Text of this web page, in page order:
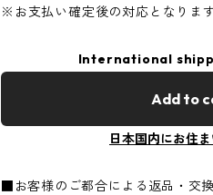
※お支払い確定後の対応となります
International
Add to
日本国内にお住
■お客様のご都合による返品・交